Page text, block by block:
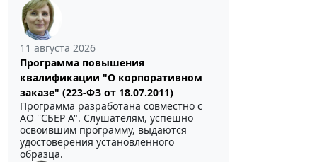
11 августа 2026
Программа повышения
квалификации "О корпоративном
заказе" (223-ФЗ от 18.07.2011)
Программа разработана совместно с
АО ''СБЕР А". Слушателям, успешно
освоившим программу, выдаются
удостоверения установленного
образца.